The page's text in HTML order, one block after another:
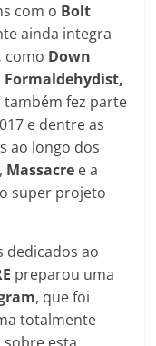
com o Bolt
ainda integra
como Down
Formaldehydist,
também fez parte
e dentre as
ao longo dos
, Massacre e a
super projeto
dedicados ao
preparou uma
, que foi
totalmente